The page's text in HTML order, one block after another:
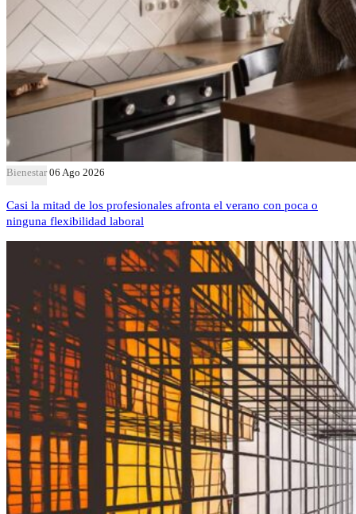
Bienestar 06 Ago 2026
Casi la mitad de los profesionales afronta el verano con poca o
ninguna flexibilidad laboral